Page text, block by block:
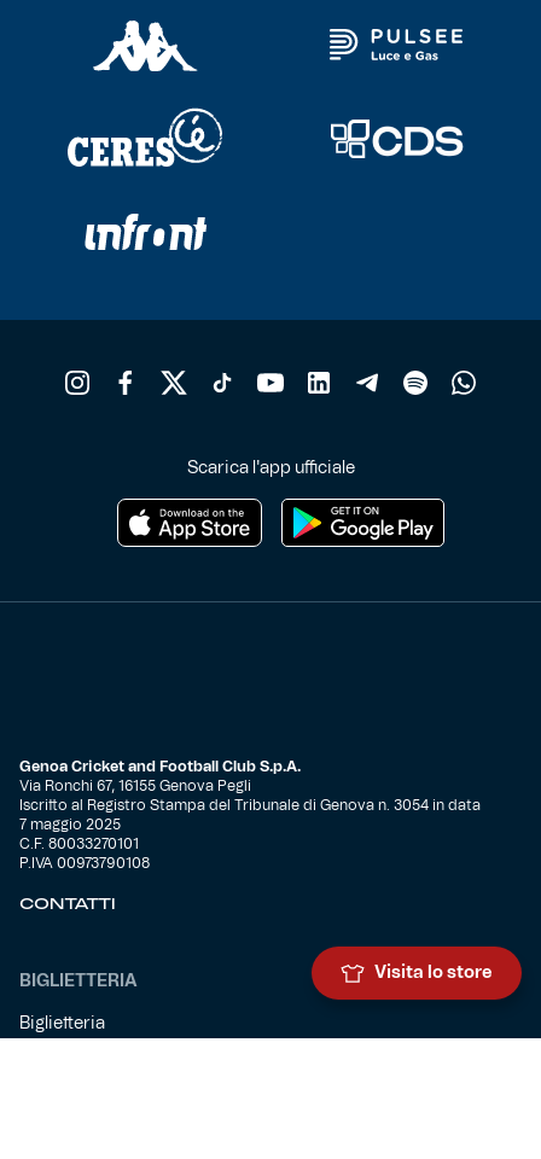
Scarica l'app ufficiale
Genoa Cricket and Football Club S.p.A.
Via Ronchi 67, 16155 Genova Pegli
Iscritto al Registro Stampa del Tribunale di Genova n. 3054 in data
7 maggio 2025
C.F. 80033270101
P.IVA 00973790108
CONTATTI
BIGLIETTERIA
Biglietteria
Visita lo store